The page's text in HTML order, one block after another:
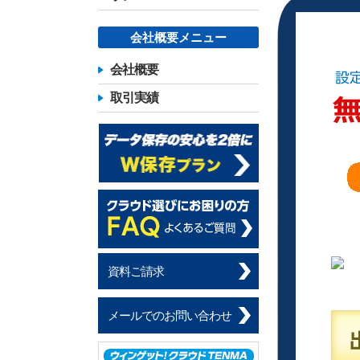
会社概要メニュー
会社概要
取引実績
資料ご請求
メールでのお問い合わせ